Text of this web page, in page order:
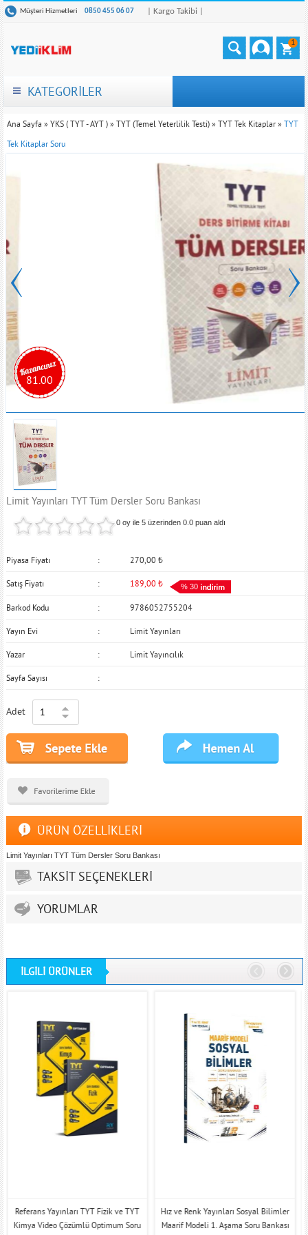
Müşteri Hizmetleri 0850 455 06 07 | Kargo Takibi |
1
KATEGORİLER
Ana Sayfa » YKS ( TYT - AYT ) » TYT (Temel Yeterlilik Testi) » TYT Tek Kitaplar » TYT
Tek Kitaplar Soru
81.00
Limit Yayınları TYT Tüm Dersler Soru Bankası
0 oy ile 5 üzerinden0.0 puan aldı
Piyasa Fiyatı 270,00 ₺
Satış Fiyatı 189,00 ₺ % 30
Barkod Kodu 9786052755204
Yayın Evi Limit Yayınları
Yazar Limit Yayıncılık
Sayfa Sayısı
Adet
ÜRÜN ÖZELLİKLERİ
Limit Yayınları TYT Tüm Dersler Soru Bankası
TAKSİT SEÇENEKLERİ
YORUMLAR
İLGİLİ ÜRÜNLER
Referans Yayınları TYT Fizik ve TYT
Kimya Video Çözümlü Optimum Soru
Hız ve Renk Yayınları Sosyal Bilimler
Maarif Modeli 1. Aşama Soru Bankası